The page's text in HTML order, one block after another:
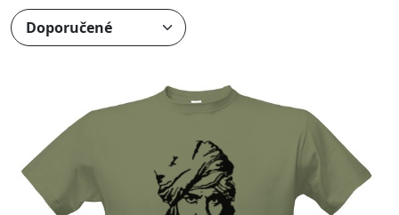
Přizpůsobitelný motiv